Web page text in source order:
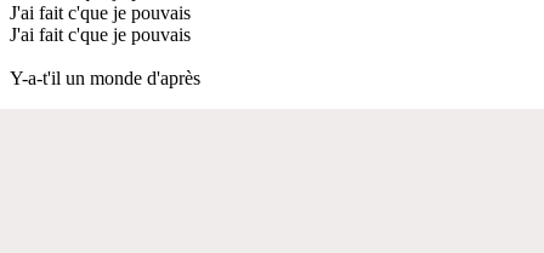
J'ai fait c'que je pouvais
J'ai fait c'que je pouvais
Y-a-t'il un monde d'après